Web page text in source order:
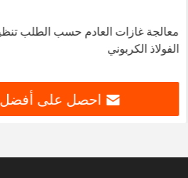
معالجة غازات العادم حسب الطلب
الفولاذ الكربوني
احصل على